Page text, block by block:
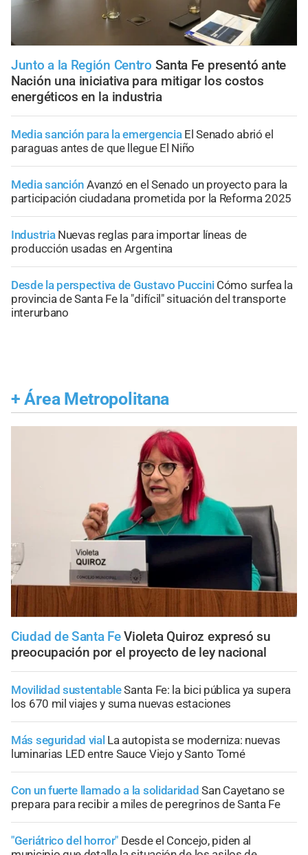
Junto a la Región Centro Santa Fe presentó ante
Nación una iniciativa para mitigar los costos
energéticos en la industria
Media sanción para la emergencia El Senado abrió el
paraguas antes de que llegue El Niño
Media sanción Avanzó en el Senado un proyecto para la
participación ciudadana prometida por la Reforma 2025
Industria Nuevas reglas para importar líneas de
producción usadas en Argentina
Desde la perspectiva de Gustavo Puccini Cómo surfea la
provincia de Santa Fe la "difícil" situación del transporte
interurbano
+ Área Metropolitana
Ciudad de Santa Fe Violeta Quiroz expresó su
preocupación por el proyecto de ley nacional
Movilidad sustentableSanta Fe: la bici pública ya supera
los 670 mil viajes y suma nuevas estaciones
Más seguridad vial La autopista se moderniza: nuevas
luminarias LED entre Sauce Viejo y Santo Tomé
Con un fuerte llamado a la solidaridad San Cayetano se
prepara para recibir a miles de peregrinos de Santa Fe
"Geriátrico del horror" Desde el Concejo, piden al